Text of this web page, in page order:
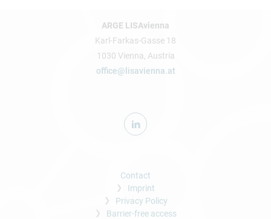
ARGE LISAvienna
Karl-Farkas-Gasse 18
1030 Vienna, Austria
office@lisavienna.at
Contact
Imprint
Privacy Policy
Barrier-free access